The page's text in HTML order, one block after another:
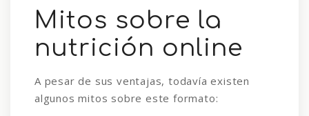
Mitos sobre la
nutrición online
A pesar de sus ventajas, todavía existen
algunos mitos sobre este formato: